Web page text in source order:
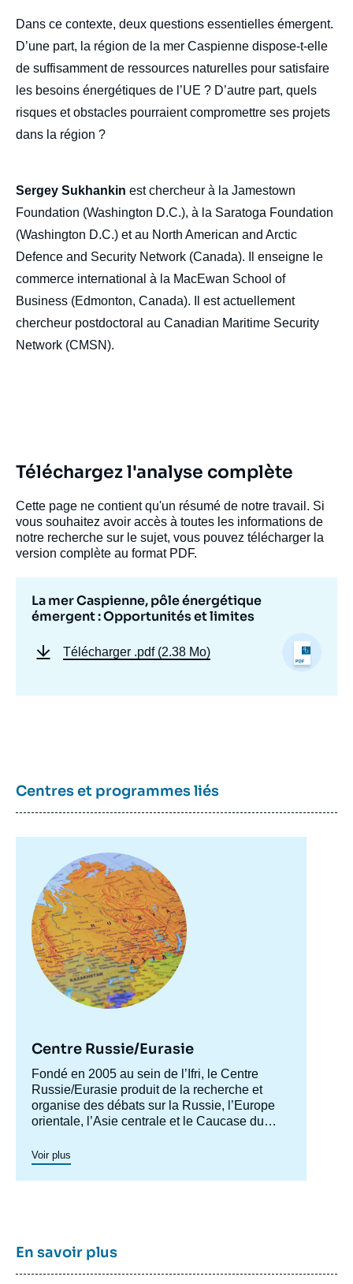
Dans ce contexte, deux questions essentielles émergent.
D’une part, la région de la mer Caspienne dispose-t-elle
de suffisamment de ressources naturelles pour satisfaire
les besoins énergétiques de l’UE ? D’autre part, quels
risques et obstacles pourraient compromettre ses projets
dans la région ?
Sergey Sukhankin est chercheur à la Jamestown
Foundation (Washington D.C.), à la Saratoga Foundation
(Washington D.C.) et au North American and Arctic
Defence and Security Network (Canada). Il enseigne le
commerce international à la MacEwan School of
Business (Edmonton, Canada). Il est actuellement
chercheur postdoctoral au Canadian Maritime Security
Network (CMSN).
Téléchargez l'analyse complète
Cette page ne contient qu'un résumé de notre travail. Si
vous souhaitez avoir accès à toutes les informations de
notre recherche sur le sujet, vous pouvez télécharger la
version complète au format PDF.
La mer Caspienne, pôle énergétique
émergent : Opportunités et limites
Télécharger .pdf (2.38 Mo)
Centres et programmes liés
principale
Centre Russie/Eurasie
Accroche
centre
Fondé en 2005 au sein de l’Ifri, le Centre
Russie/Eurasie produit de la recherche et
organise des débats sur la Russie, l’Europe
orientale, l’Asie centrale et le Caucase du
d'anticiper l'évolution de cette zone
géographique complexe en pleine mutation
pour enrichir le débat public en France et en
Voir plus
En savoir plus
de
couverture
de
la
publication
pôle énergétique émergent : Opportunités